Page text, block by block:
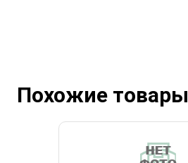
Похожие товары